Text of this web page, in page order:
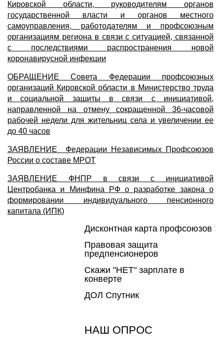
Кировской области, руководителям органов
государственной власти и органов местного
самоуправления, работодателям и профсоюзным
организациям региона в связи с ситуацией, связанной
с последствиями распространения новой
коронавирусной инфекции
ОБРАЩЕНИЕ Совета Федерации профсоюзных
организаций Кировской области в Министерство труда
и социальной защиты в связи с инициативой,
направленной на отмену сокращенной 36-часовой
рабочей недели для жительниц села и увеличении ее
до 40 часов
ЗАЯВЛЕНИЕ Федерации Независимых Профсоюзов
России о составе МРОТ
ЗАЯВЛЕНИЕ ФНПР в связи с инициативой
Центробанка и Минфина РФ о разработке закона о
формировании индивидуального пенсионного
капитала (ИПК)
Дисконтная карта профсоюзов
Правовая защита
предпенсионеров
Скажи "НЕТ" зарплате в
конверте
ДОЛ Спутник
НАШ ОПРОС